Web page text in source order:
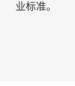
业标准。